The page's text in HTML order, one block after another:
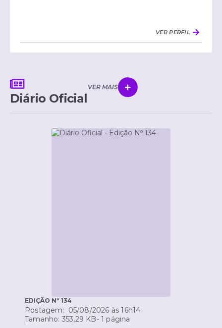
VER PERFIL
Diário Oficial
VER MAIS
EDIÇÃO Nº 134
353,29 KB 1
05/08/2026 16h14